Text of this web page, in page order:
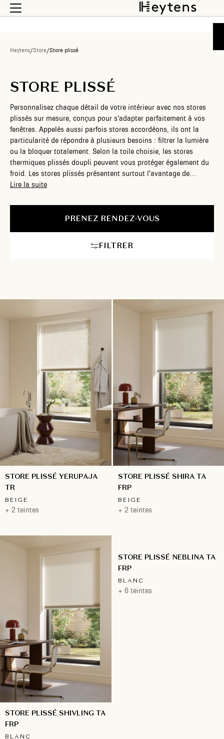
Heytens/Store/Store plissé
STORE PLISSÉ
Personnalisez chaque détail de votre intérieur avec nos stores
plissés sur mesure, conçus pour s’adapter parfaitement à vos
fenêtres. Appelés aussi parfois stores accordéons, ils ont la
particularité de répondre à plusieurs besoins : filtrer la lumière
ou la bloquer totalement. Selon la toile choisie, les stores
thermiques plissés doupli peuvent vous protéger également du
froid. Les stores plissés présentent surtout l’avantage de
s’adapter à tout type de fenêtres, même les plus atypiques,
stores plissés sur mesure, créez une atmosphère unique et
accueillante dans votre maison, où le confort et le style se
raffinement et d’exclusivité. Nos équipes vous conseillent en
Lire la suite
PRENEZ RENDEZ-VOUS
FILTRER
STORE PLISSÉ YERUPAJA
TR
BEIGE
+ 2 teintes
STORE PLISSÉ SHIRA TA
FRP
BEIGE
+ 2 teintes
STORE PLISSÉ SHIVLING TA
FRP
BLANC
STORE PLISSÉ NEBLINA TA
FRP
BLANC
+ 6 teintes